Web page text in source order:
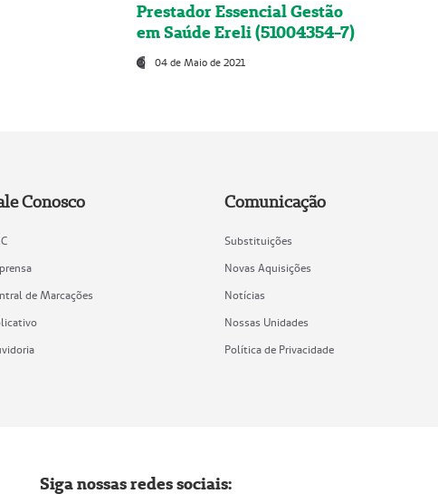
Prestador Essencial Gestão
em Saúde Ereli (51004354-7)
04 de Maio de 2021
Conosco
de Marcações
Comunicação
Substituições
Novas Aquisições
Notícias
Nossas Unidades
Política de Privacidade
Siga nossas redes sociais: